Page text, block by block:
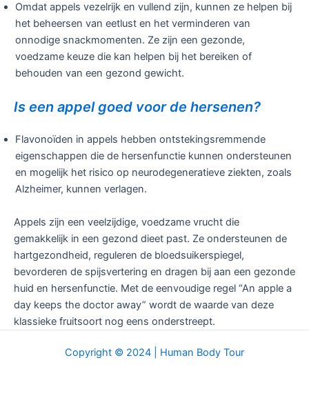
Omdat appels vezelrijk en vullend zijn, kunnen ze helpen bij
het beheersen van eetlust en het verminderen van
onnodige snackmomenten. Ze zijn een gezonde,
voedzame keuze die kan helpen bij het bereiken of
behouden van een gezond gewicht.
Is een appel goed voor de hersenen?
Flavonoïden in appels hebben ontstekingsremmende
eigenschappen die de hersenfunctie kunnen ondersteunen
en mogelijk het risico op neurodegeneratieve ziekten, zoals
Alzheimer, kunnen verlagen.
Appels zijn een veelzijdige, voedzame vrucht die
gemakkelijk in een gezond dieet past. Ze ondersteunen de
hartgezondheid, reguleren de bloedsuikerspiegel,
bevorderen de spijsvertering en dragen bij aan een gezonde
huid en hersenfunctie. Met de eenvoudige regel “An apple a
day keeps the doctor away” wordt de waarde van deze
klassieke fruitsoort nog eens onderstreept.
Copyright © 2024 | Human Body Tour